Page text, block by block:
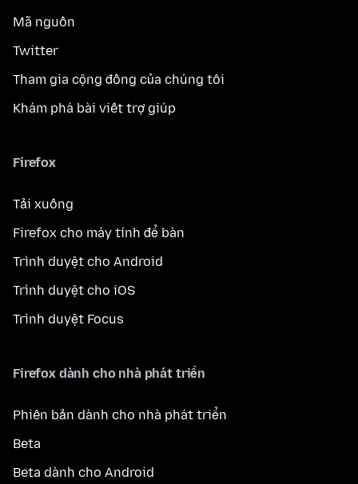
Mã nguồn
Twitter
Tham gia cộng đồng của chúng tôi
Khám phá bài viết trợ giúp
Firefox
Tải xuống
Firefox cho máy tính để bàn
Trình duyệt cho Android
Trình duyệt cho iOS
Trình duyệt Focus
Firefox dành cho nhà phát triển
Phiên bản dành cho nhà phát triển
Beta
Beta dành cho Android